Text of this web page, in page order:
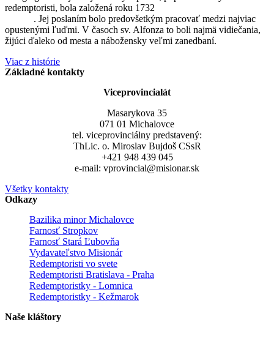
redemptoristi, bola založená roku 1732
. Jej poslaním bolo predovšetkým pracovať medzi najviac
opustenými ľuďmi. V časoch sv. Alfonza to boli najmä vidiečania,
žijúci ďaleko od mesta a nábožensky veľmi zanedbaní.
Viac z histórie
Základné kontakty
Viceprovincialát
Masarykova 35
071 01 Michalovce
tel. viceprovinciálny predstavený:
ThLic. o. Miroslav Bujdoš CSsR
+421 948 439 045
e-mail: vprovincial@misionar.sk
Všetky kontakty
Odkazy
Bazilika minor Michalovce
Farnosť Stropkov
Farnosť Stará Ľubovňa
Vydavateľstvo Misionár
Redemptoristi vo svete
Redemptoristi Bratislava - Praha
Redemptoristky - Lomnica
Redemptoristky - Kežmarok
Naše kláštory